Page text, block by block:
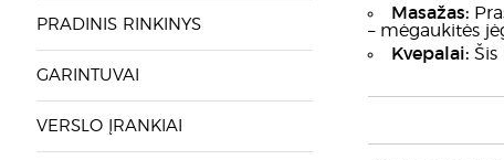
PRADINIS RINKINYS
GARINTUVAI
VERSLO ĮRANKIAI
Masažas:
– mėgaukitės
Kvepalai:Šis